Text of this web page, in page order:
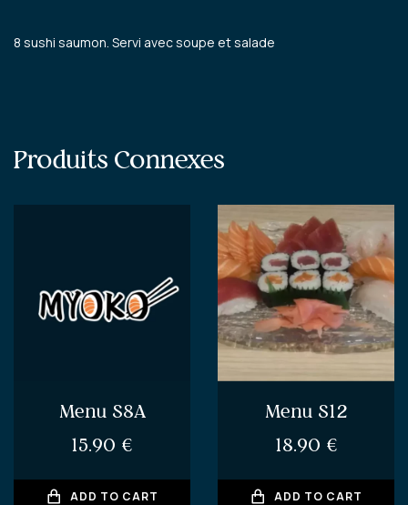
8 sushi saumon. Servi avec soupe et salade
Produits Connexes
Menu S8A
15.90 €
ADD TO CART
Menu S12
18.90 €
ADD TO CART